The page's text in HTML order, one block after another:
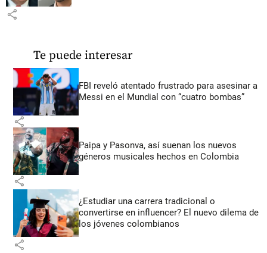
share
Te puede interesar
FBI reveló atentado frustrado para asesinar a
Messi en el Mundial con “cuatro bombas”
share
Paipa y Pasonva, así suenan los nuevos
géneros musicales hechos en Colombia
share
¿Estudiar una carrera tradicional o
convertirse en influencer? El nuevo dilema de
los jóvenes colombianos
share